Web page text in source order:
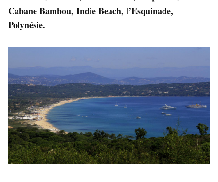
Cabane Bambou, Indie Beach, l’Esquinade,
Polynésie.